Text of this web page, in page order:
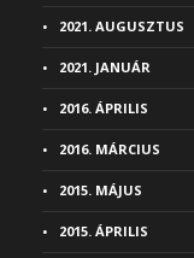
2021. AUGUSZTUS
2021. JANUÁR
2016. ÁPRILIS
2016. MÁRCIUS
2015. MÁJUS
2015. ÁPRILIS